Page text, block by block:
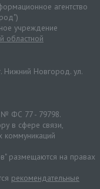
агентство
учреждение
областной
Нижний Новгород. ул.
№ ФС 77 - 79798.
в сфере связи,
коммуникаций
размещаются на правах
рекомендательные